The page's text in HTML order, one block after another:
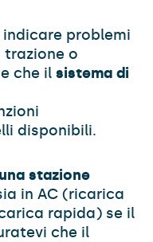
problemi
o
che il sistema di
disponibili.
stazione
in AC (ricarica
rapida) se il
che il